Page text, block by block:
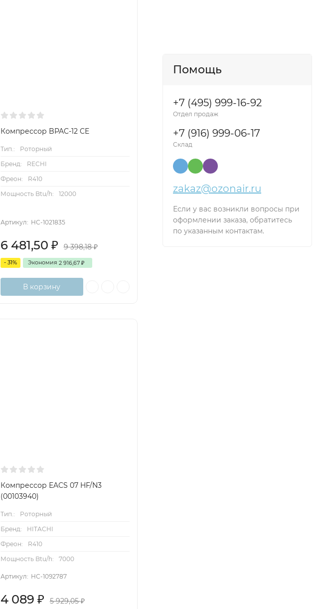
Компрессор BPAC-12 CE
Тип.:
Роторный
Бренд:
RECHI
Фреон:
R410
Мощность Btu/h:
12000
Артикул: НС-1021835
6 481,50 ₽ 9 398,18₽
- 31% Экономия 2 916,67 ₽
В корзину
Компрессор EACS 07 HF/N3
(00103940)
Тип.:
Роторный
Бренд:
HITACHI
Фреон:
R410
Мощность Btu/h:
7000
Артикул: НС-1092787
4 089 ₽ 5 929,05₽
Помощь
+7 (495) 999-16-92
Отдел продаж
+7 (916) 999-06-17
Склад
zakaz@ozonair.ru
Если у вас возникли вопросы при
оформлении заказа, обратитесь
по указанным контактам.